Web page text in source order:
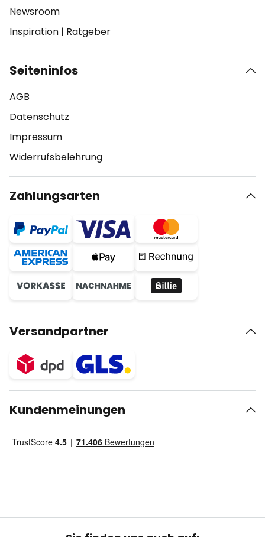
Newsroom
Inspiration | Ratgeber
Seiteninfos
AGB
Datenschutz
Impressum
Widerrufsbelehrung
Zahlungsarten
Versandpartner
Kundenmeinungen